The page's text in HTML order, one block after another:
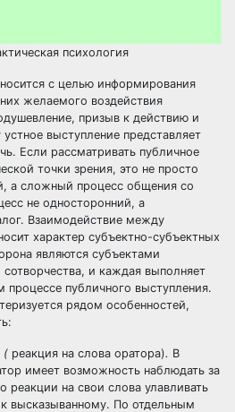
психология
с целью информирования
желаемого воздействия
призыв к действию и
выступление представляет
Если рассматривать публичное
точки зрения, это не просто
а сложный процесс общения со
не односторонний, а
Взаимодействие между
характер субъектно-субъектных
являются субъектами
и каждая выполняет
публичного выступления.
рядом особенностей,
( реакция на слова оратора). В
имеет возможность наблюдать за
реакции на свои слова улавливать
высказыванному. По отдельным